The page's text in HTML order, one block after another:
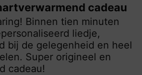
cadeau
Binnen tien minuten
liedje,
bij de gelegenheid en heel
Super origineel en
cadeau!